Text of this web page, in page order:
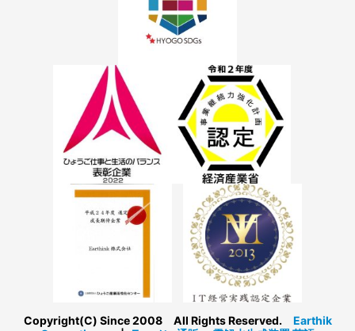
Copyright(C) Since 2008 All Rights Reserved. Earthik